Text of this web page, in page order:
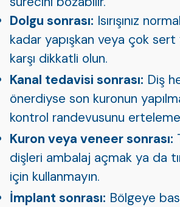
Dolgu sonrası: Isırışınız
kadar yapışkan veya çok
karşı dikkatli olun.
Kanal tedavisi sonrası: Diş
önerdiyse son kuronun
kontrol randevusunu
Kuron veya veneer sonrası:
dişleri ambalaj açmak ya da
için kullanmayın.
İmplant sonrası: Bölgeye